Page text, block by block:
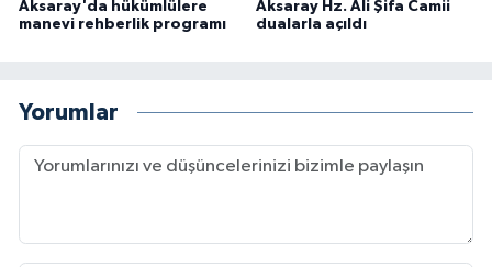
Aksaray'da hükümlülere
manevi rehberlik programı
Aksaray Hz. Ali Şifa Camii
dualarla açıldı
Yorumlar
Muş Müftülüğü
Osmaniye Müftülüğü